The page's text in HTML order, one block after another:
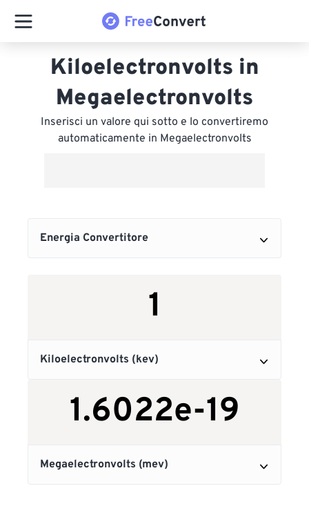
Kiloelectronvolts in
Megaelectronvolts
Inserisci un valore qui sotto e lo convertiremo
automaticamente in Megaelectronvolts